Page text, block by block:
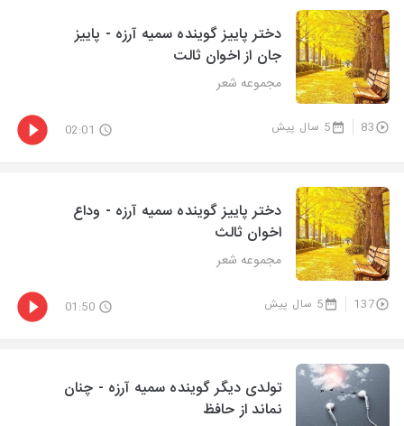
دختر پاییز گوینده سمیه آرزه - پاییز
جان از اخوان ثالت
مجموعه شعر
83 5 سال پیش 02:01
دختر پاییز گوینده سمیه آرزه - وداع
اخوان ثالث
مجموعه شعر
137 5 سال پیش 01:50
تولدی دیگر گوینده سمیه آرزه - چنان
نماند از حافظ